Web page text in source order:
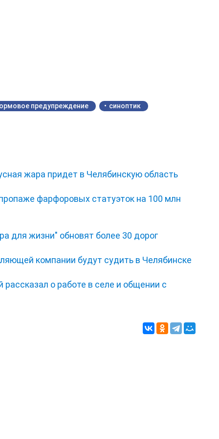
предупреждение синоптик
жара придет в Челябинскую область
фарфоровых статуэток на 100 млн
для жизни" обновят более 30 дорог
компании будут судить в Челябинске
о работе в селе и общении с